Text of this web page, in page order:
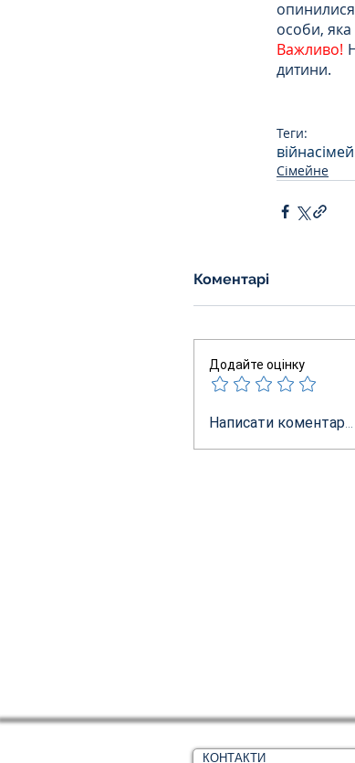
особи,
Важливо!
дитини.
Теги:
війна
Сімейне
Коментарі
Додайте оцінку
Написати коментар...
КОНТАКТИ